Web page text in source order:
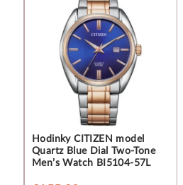
Hodinky CITIZEN model
Quartz Blue Dial Two-Tone
Men’s Watch BI5104-57L